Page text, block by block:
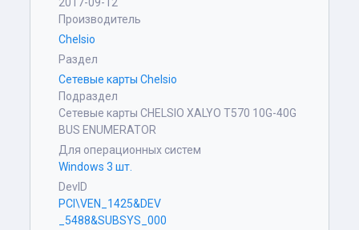
Производитель
Chelsio
Раздел
Сетевые карты Chelsio
Подраздел
Сетевые карты CHELSIO XALYO T570 10G-40G
BUS ENUMERATOR
Для операционных систем
Windows 3 шт.
DevID
PCI\VEN_1425&DEV
_5488&SUBSYS_000